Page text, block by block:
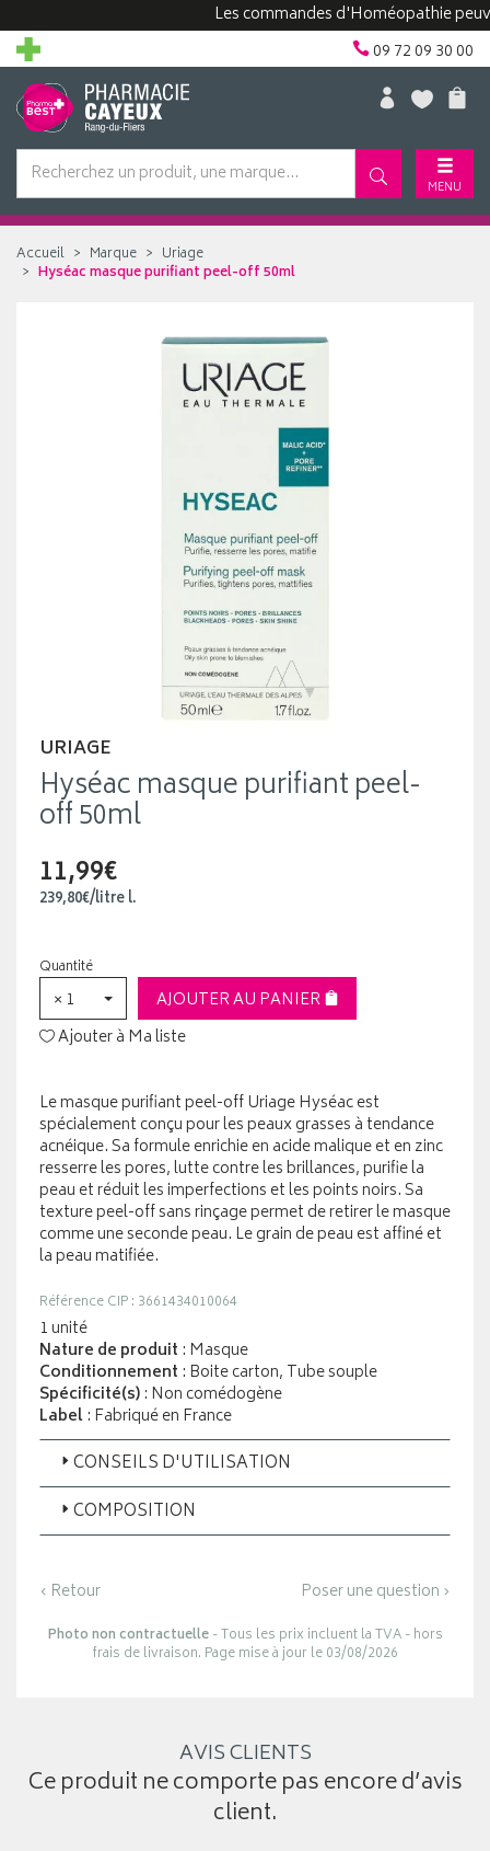
Les commandes d'Homéopathie peuvent
09 72 09 30 00
MENU
Accueil Marque
Uriage
Hyséac masque purifiant peel-off 50ml
URIAGE
Hyséac masque purifiant peel-
off 50ml
11,99€
239,80€/litrel.
Quantité
× 1
AJOUTER AU PANIER
Ajouter à Ma liste
Le masque purifiant peel-off Uriage Hyséac est
spécialement conçu pour les peaux grasses à tendance
acnéique. Sa formule enrichie en acide malique et en zinc
resserre les pores, lutte contre les brillances, purifie la
peau et réduit les imperfections et les points noirs. Sa
texture peel-off sans rinçage permet de retirer le masque
comme une seconde peau. Le grain de peau est affiné et
la peau matifiée.
Référence CIP : 3661434010064
1 unité
Nature de produit : Masque
Conditionnement : Boite carton, Tube souple
Spécificité(s): Non comédogène
Label: Fabriqué en France
CONSEILS D'UTILISATION
COMPOSITION
‹ Retour Poser une question ›
Photo non contractuelle- Tous les prix incluent la TVA - hors
frais de livraison. Page mise à jour le 03/08/2026
AVIS CLIENTS
Ce produit ne comporte pas encore d’avis
client.